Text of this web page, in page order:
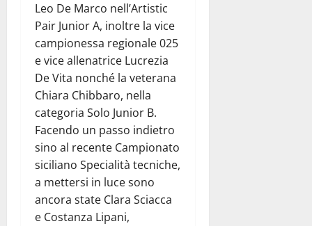
Leo De Marco nell’Artistic
Pair Junior A, inoltre la vice
campionessa regionale 025
e vice allenatrice Lucrezia
De Vita nonché la veterana
Chiara Chibbaro, nella
categoria Solo Junior B.
Facendo un passo indietro
sino al recente Campionato
siciliano Specialità tecniche,
a mettersi in luce sono
ancora state Clara Sciacca
e Costanza Lipani,